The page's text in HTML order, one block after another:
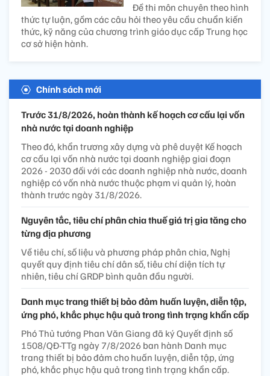
Đề thi môn chuyên theo hình
thức tự luận, gồm các câu hỏi theo yêu cầu chuẩn kiến
thức, kỹ năng của chương trình giáo dục cấp Trung học
cơ sở hiện hành.
Chính sách mới
Trước 31/8/2026, hoàn thành kế hoạch cơ cấu lại vốn
nhà nước tại doanh nghiệp
Theo đó, khẩn trương xây dựng và phê duyệt Kế hoạch
cơ cấu lại vốn nhà nước tại doanh nghiệp giai đoạn
2026 - 2030 đối với các doanh nghiệp nhà nước, doanh
nghiệp có vốn nhà nước thuộc phạm vi quản lý, hoàn
thành trước ngày 31/8/2026.
Nguyên tắc, tiêu chí phân chia thuế giá trị gia tăng cho
từng địa phương
Về tiêu chí, số liệu và phương pháp phân chia, Nghị
quyết quy định tiêu chí dân số, tiêu chí diện tích tự
nhiên, tiêu chí GRDP bình quân đầu người.
Danh mục trang thiết bị bảo đảm huấn luyện, diễn tập,
ứng phó, khắc phục hậu quả trong tình trạng khẩn cấp
Phó Thủ tướng Phan Văn Giang đã ký Quyết định số
1508/QĐ-TTg ngày 7/8/2026 ban hành Danh mục
trang thiết bị bảo đảm cho huấn luyện, diễn tập, ứng
phó, khắc phục hậu quả trong tình trạng khẩn cấp.